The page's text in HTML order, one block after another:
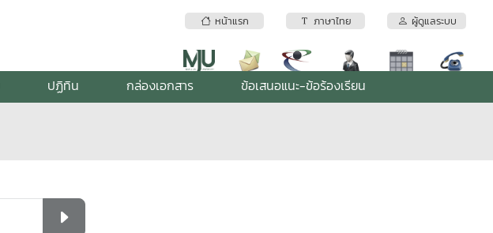
หน้าแรก ภาษาไทย ผู้ดูแลระบบ
ปฏิทิน กล่องเอกสาร ข้อเสนอแนะ-ข้อร้องเรียน